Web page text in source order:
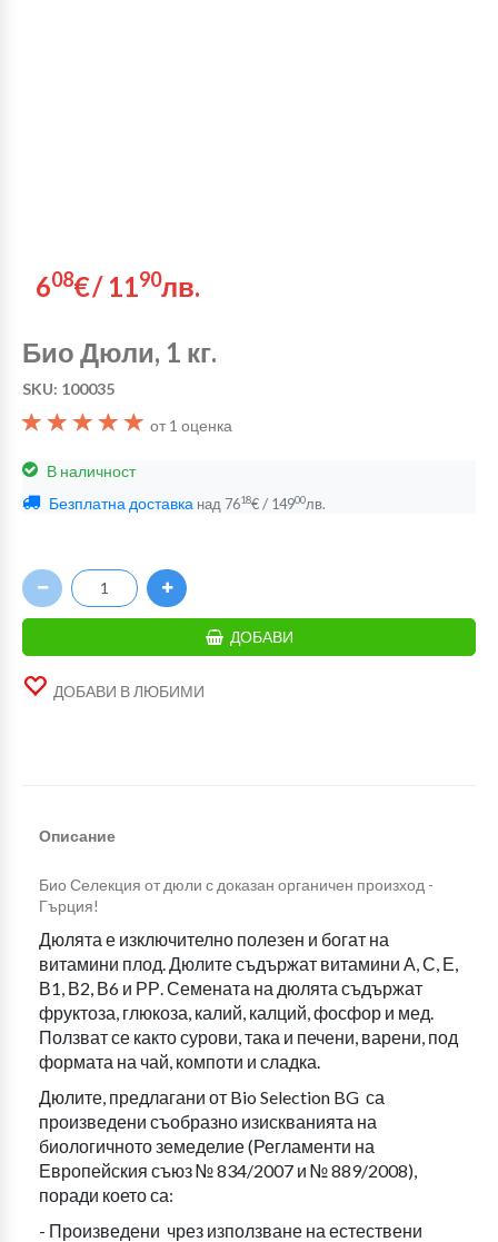
608€/ 1190лв.
Био Дюли, 1 кг.
SKU: 100035
(*) (*) (*) (*) (*) от 1 оценка
В наличност
Безплатна доставка над 7618€ / 14900лв.
ДОБАВИ
ДОБАВИ В ЛЮБИМИ
Описание
Био Селекция от дюли с доказан органичен произход -
Гърция!
Дюлята е изключително полезен и богат на
витамини плод. Дюлите съдържат витамини А, С, Е,
В1, В2, В6 и РР. Семената на дюлята съдържат
фруктоза, глюкоза, калий, калций, фосфор и мед.
Ползват се както сурови, така и печени, варени, под
формата на чай, компоти и сладка.
Дюлите, предлагани от Bio Selection BG са
произведени съобразно изискванията на
биологичното земеделие (Регламенти на
Европейския съюз № 834/2007 и № 889/2008),
поради което са:
- Произведени чрез използване на естествени